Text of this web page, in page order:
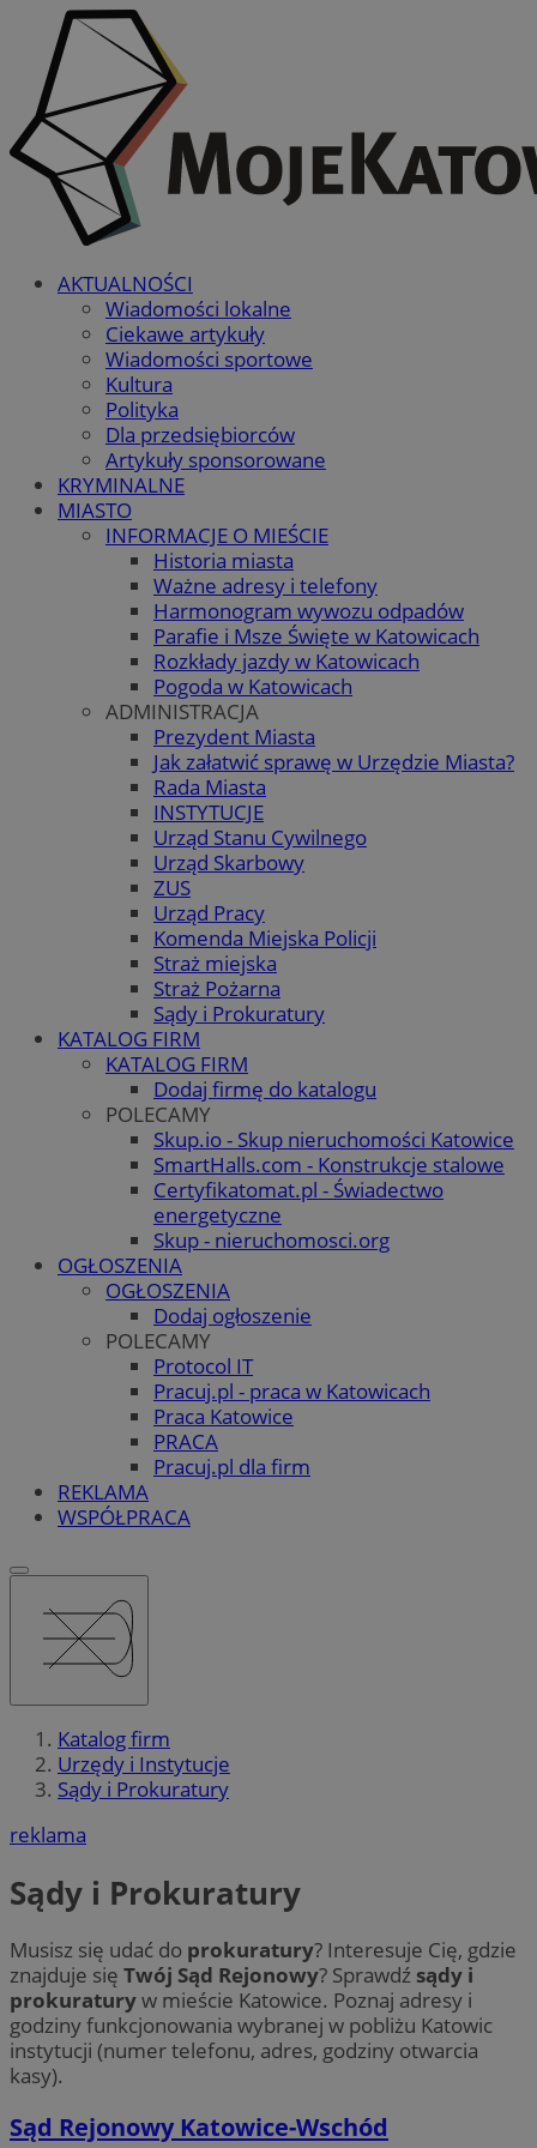
AKTUALNOŚCI
Wiadomości lokalne
Ciekawe artykuły
Wiadomości sportowe
Kultura
Polityka
Dla przedsiębiorców
Artykuły sponsorowane
KRYMINALNE
MIASTO
INFORMACJE O MIEŚCIE
Historia miasta
Ważne adresy i telefony
Harmonogram wywozu odpadów
Parafie i Msze Święte w Katowicach
Rozkłady jazdy w Katowicach
Pogoda w Katowicach
ADMINISTRACJA
Prezydent Miasta
Jak załatwić sprawę w Urzędzie Miasta?
Rada Miasta
INSTYTUCJE
Urząd Stanu Cywilnego
Urząd Skarbowy
ZUS
Urząd Pracy
Komenda Miejska Policji
Straż miejska
Straż Pożarna
Sądy i Prokuratury
KATALOG FIRM
KATALOG FIRM
Dodaj firmę do katalogu
POLECAMY
Skup.io - Skup nieruchomości Katowice
SmartHalls.com - Konstrukcje stalowe
Certyfikatomat.pl - Świadectwo
energetyczne
Skup - nieruchomosci.org
OGŁOSZENIA
OGŁOSZENIA
Dodaj ogłoszenie
POLECAMY
Protocol IT
Pracuj.pl - praca w Katowicach
Praca Katowice
PRACA
Pracuj.pl dla firm
REKLAMA
WSPÓŁPRACA
Katalog firm
Urzędy i Instytucje
Sądy i Prokuratury
reklama
Sądy i Prokuratury
Musisz się udać do prokuratury? Interesuje Cię, gdzie
znajduje się Twój Sąd Rejonowy? Sprawdź sądy i
prokuraturyw mieście Katowice. Poznaj adresy i
godziny funkcjonowania wybranej w pobliżu Katowic
instytucji (numer telefonu, adres, godziny otwarcia
kasy).
Sąd Rejonowy Katowice-Wschód